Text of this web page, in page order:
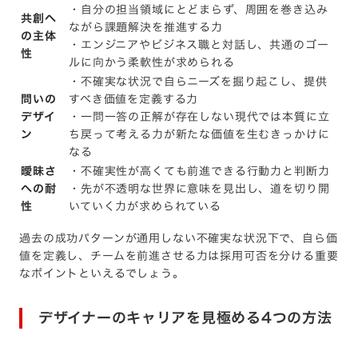
共創へ
の主体
性
・自分の担当領域にとどまらず、周囲を巻き込み
ながら課題解決を推進する力
・エンジニアやビジネス職と対話し、共通のゴー
ルに向かう柔軟性が求められる
問いの
デザイ
ン
・不確実な状況で自らニーズを掘り起こし、提供
すべき価値を定義する力
・一問一答の正解が存在しない現代では本質に立
ち戻って考える力が新たな価値を生むきっかけに
なる
曖昧さ
への耐
性
・不確実性が高くても前進できる行動力と判断力
・先が不透明な世界に意味を見出し、道を切り開
いていく力が求められている
過去の成功パターンが通用しない不確実な状況下で、自ら価
値を定義し、チームを前進させる力は採用可否を分ける重要
なポイントといえるでしょう。
デザイナーのキャリアを見極める4つの方法